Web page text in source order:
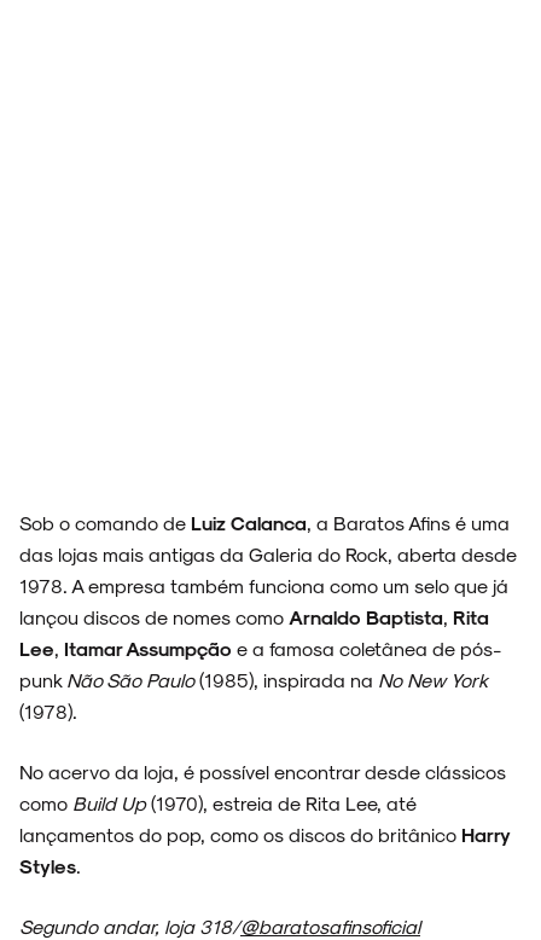
Sob o comando de Luiz Calanca, a Baratos Afins é uma
das lojas mais antigas da Galeria do Rock, aberta desde
1978. A empresa também funciona como um selo que já
lançou discos de nomes como Arnaldo Baptista, Rita
Lee, Itamar Assumpção e a famosa coletânea de pós-
punk Não São Paulo(1985), inspirada na No New York
(1978).
No acervo da loja, é possível encontrar desde clássicos
como Build Up(1970), estreia de Rita Lee, até
lançamentos do pop, como os discos do britânico Harry
Styles.
Segundo andar, loja 318/@baratosafinsoficial